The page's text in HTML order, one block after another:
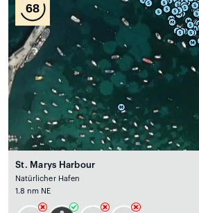
68
St. Marys Harbour
Natürlicher Hafen
1.8 nm NE